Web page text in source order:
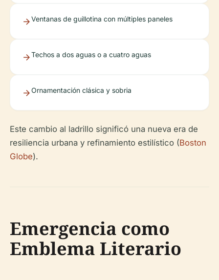
Ventanas de guillotina con múltiples paneles
Techos a dos aguas o a cuatro aguas
Ornamentación clásica y sobria
Este cambio al ladrillo significó una nueva era de
resiliencia urbana y refinamiento estilístico (Boston
Globe).
Emergencia como
Emblema Literario